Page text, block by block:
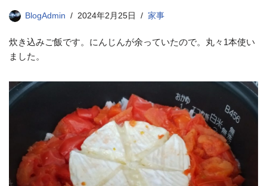
BlogAdmin 2024年2月25日 家事
炊き込みご飯です。にんじんが余っていたので。丸々1本使い
ました。